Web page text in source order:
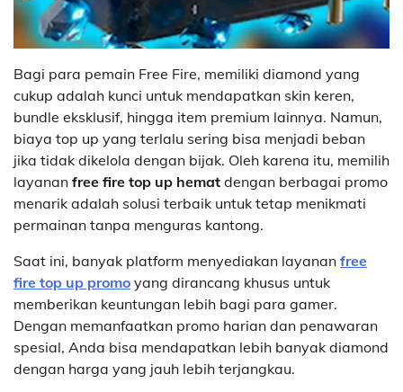
Bagi para pemain Free Fire, memiliki diamond yang
cukup adalah kunci untuk mendapatkan skin keren,
bundle eksklusif, hingga item premium lainnya. Namun,
biaya top up yang terlalu sering bisa menjadi beban
jika tidak dikelola dengan bijak. Oleh karena itu, memilih
layanan free fire top up hemat dengan berbagai promo
menarik adalah solusi terbaik untuk tetap menikmati
permainan tanpa menguras kantong.
Saat ini, banyak platform menyediakan layanan free
fire top up promo yang dirancang khusus untuk
memberikan keuntungan lebih bagi para gamer.
Dengan memanfaatkan promo harian dan penawaran
spesial, Anda bisa mendapatkan lebih banyak diamond
dengan harga yang jauh lebih terjangkau.